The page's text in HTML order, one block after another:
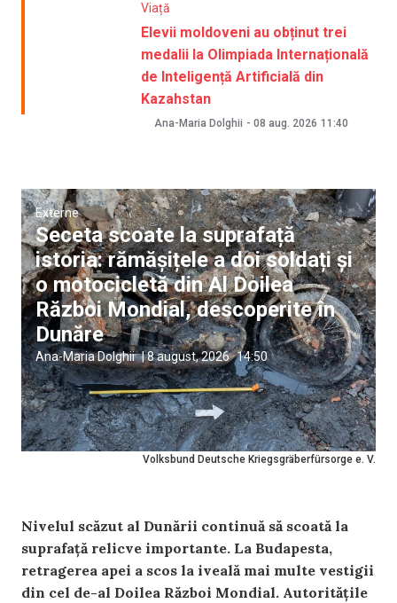
Viață
Elevii moldoveni au obținut trei
medalii la Olimpiada Internațională
de Inteligență Artificială din
Kazahstan
Ana-Maria Dolghii - 08 aug. 2026 11:40
Volksbund Deutsche Kriegsgräberfürsorge e. V.
Externe
Seceta scoate la suprafață
istoria: rămășițele a doi soldați și
o motocicletă din Al Doilea
Război Mondial, descoperite în
Dunăre
Ana-Maria Dolghii |8 august, 2026 14:50
Nivelul scăzut al Dunării continuă să scoată la
suprafață relicve importante. La Budapesta,
retragerea apei a scos la iveală mai multe vestigii
din cel de-al Doilea Război Mondial. Autoritățile